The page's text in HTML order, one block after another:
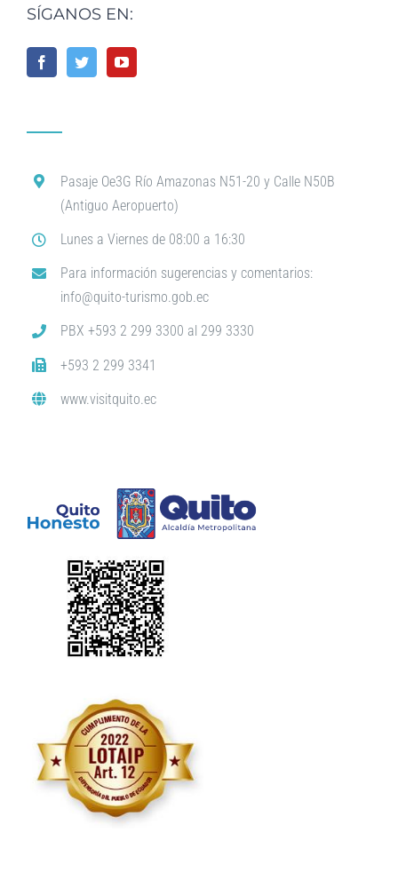
SÍGANOS EN:
Pasaje Oe3G Río Amazonas N51-20 y Calle N50B
(Antiguo Aeropuerto)
Lunes a Viernes de 08:00 a 16:30
Para información sugerencias y comentarios:
info@quito-turismo.gob.ec
PBX +593 2 299 3300 al 299 3330
+593 2 299 3341
www.visitquito.ec